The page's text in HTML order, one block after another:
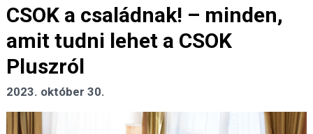
CSOK a családnak! – minden,
amit tudni lehet a CSOK
Pluszról
2023. október 30.